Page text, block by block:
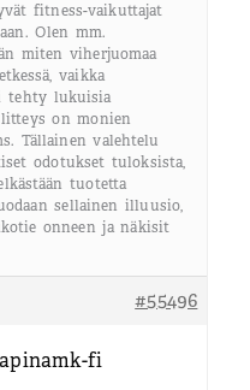
fitness-vaikuttajat
Olen mm.
miten viherjuomaa
vaikka
tehty lukuisia
on monien
Tällainen valehtelu
odotukset tuloksista,
tuotetta
sellainen illuusio,
onneen ja näkisit
#55496
fi